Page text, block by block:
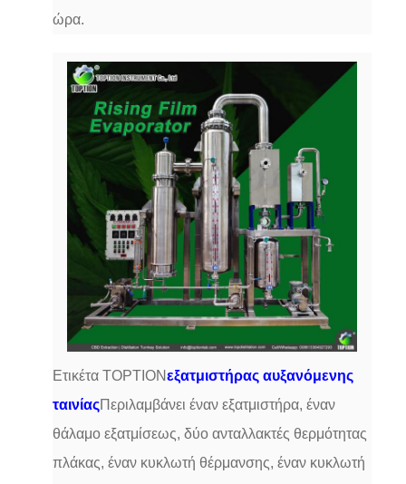
ώρα.
Ετικέτα TOPTIONεξατμιστήρας αυξανόμενης
ταινίαςΠεριλαμβάνει έναν εξατμιστήρα, έναν
θάλαμο εξατμίσεως, δύο ανταλλακτές θερμότητας
πλάκας, έναν κυκλωτή θέρμανσης, έναν κυκλωτή